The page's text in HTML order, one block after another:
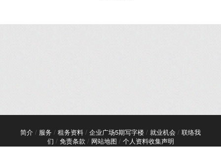
简介 / 服务 / 租务资料 / 企业广场5期写字楼 / 就业机会 / 联络我
们 / 免责条款 / 网站地图 / 个人资料收集声明